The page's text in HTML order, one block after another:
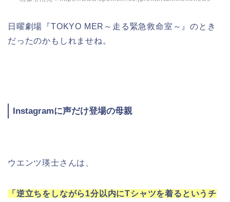
日曜劇場『TOKYO MER～走る緊急救命室～』のとき
だったのかもしれませね。
Instagramに声だけ登場の母親
ウエンツ瑛士さんは、
「逆立ちをしながら1分以内にTシャツを着るというチ